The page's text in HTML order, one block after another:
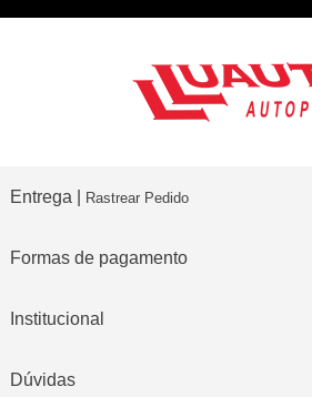
Entrega | Rastrear Pedido
Formas de pagamento
Institucional
Dúvidas